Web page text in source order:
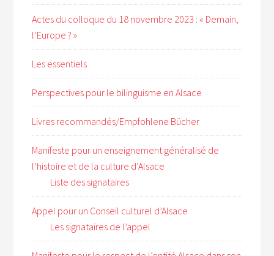
Actes du colloque du 18 novembre 2023 : « Demain,
l’Europe ? »
Les essentiels
Perspectives pour le bilinguisme en Alsace
Livres recommandés/Empfohlene Bücher
Manifeste pour un enseignement généralisé de
l’histoire et de la culture d’Alsace
Liste des signataires
Appel pour un Conseil culturel d’Alsace
Les signataires de l’appel